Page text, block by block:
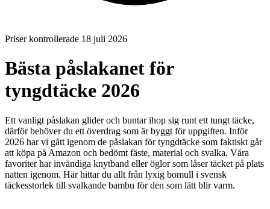
Priser kontrollerade 18 juli 2026
Bästa påslakanet för
tyngdtäcke 2026
Ett vanligt påslakan glider och buntar ihop sig runt ett tungt täcke,
därför behöver du ett överdrag som är byggt för uppgiften. Inför
2026 har vi gått igenom de påslakan för tyngdtäcke som faktiskt går
att köpa på Amazon och bedömt fäste, material och svalka. Våra
favoriter har invändiga knytband eller öglor som låser täcket på plats
natten igenom. Här hittar du allt från lyxig bomull i svensk
täckesstorlek till svalkande bambu för den som lätt blir varm.